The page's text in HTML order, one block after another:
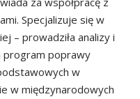
Specjalizuje się w
– prowadziła analizy i
program poprawy
w
w międzynarodowych